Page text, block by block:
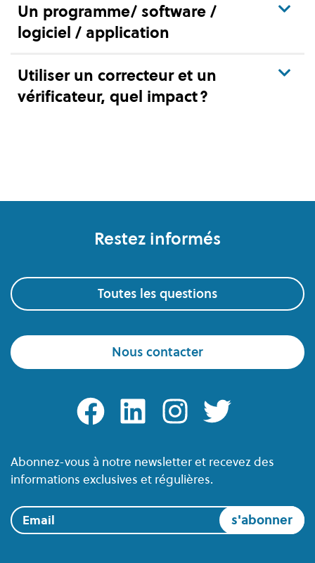
Un programme/ software /
logiciel / application
Utiliser un correcteur et un
vérificateur, quel impact ?
Restez informés
Toutes les questions
Nous contacter
facebooklinkedin instagramtwitter
Abonnez-vous à notre newsletter et recevez des
informations exclusives et régulières.
Email